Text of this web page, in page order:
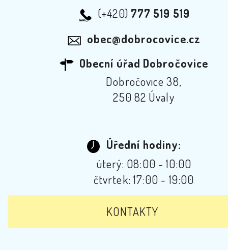
(+420) 777 519 519
obec@dobrocovice.cz
Obecní úřad Dobročovice
Dobročovice 38,
250 82 Úvaly
Úřední hodiny:
úterý: 08:00 - 10:00
čtvrtek: 17:00 - 19:00
KONTAKTY